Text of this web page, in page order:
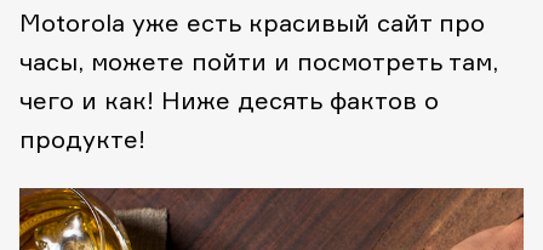
Motorola уже есть красивый сайт про
часы, можете пойти и посмотреть там,
чего и как! Ниже десять фактов о
продукте!